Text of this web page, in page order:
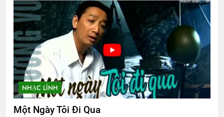
NƯỚC MẮT VÀ NỤ CƯỜI (Kahlil Gibran)
3 Years Ago
AI NHỚ HƠN AI
2 Years Ago
ƯỚC CÓ BỜ VAI ẤY
3 Years Ago
English For Today book 2
NHẠC LÍNH
Một Ngày Tôi Đi Qua